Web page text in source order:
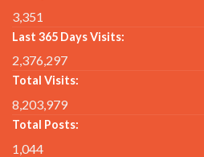
3,351
Last 365 Days Visits:
2,376,297
Total Visits:
8,203,979
Total Posts:
1,044